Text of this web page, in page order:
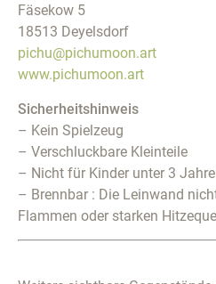
Fäsekow 5
18513 Deyelsdorf
pichu@pichumoon.art
www.pichumoon.art
Sicherheitshinweis
– Kein Spielzeug
– Verschluckbare Kleinteile
– Nicht für Kinder unter 3
– Brennbar : Die Leinwand
Flammen oder starken